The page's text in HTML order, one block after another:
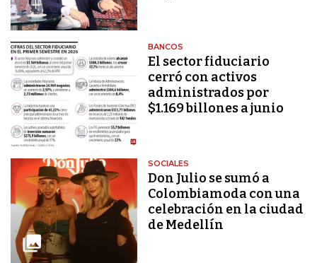
BANCOS
El sector fiduciario
cerró con activos
administrados por
$1.169 billones a junio
SOCIALES
Don Julio se sumó a
Colombiamoda con una
celebración en la ciudad
de Medellín